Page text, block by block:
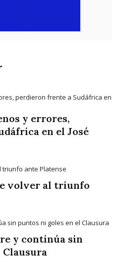
y errores,
en el José
volver al triunfo
y continúa sin
Clausura